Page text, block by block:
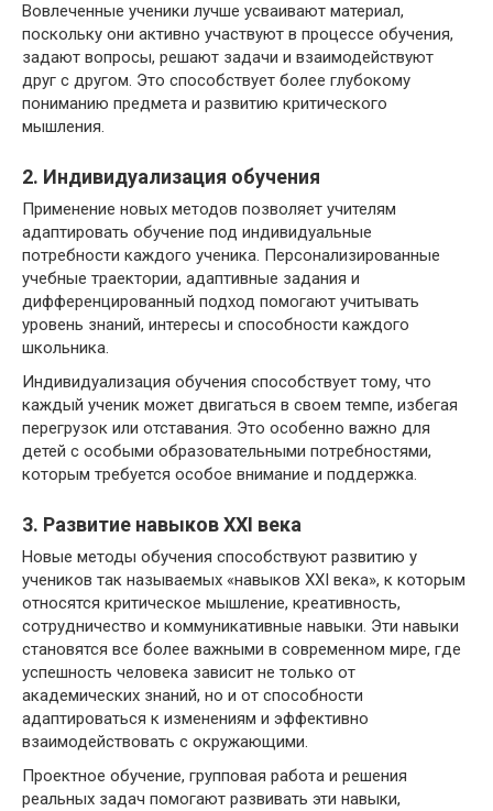
Вовлеченные ученики лучше усваивают материал,
поскольку они активно участвуют в процессе обучения,
задают вопросы, решают задачи и взаимодействуют
друг с другом. Это способствует более глубокому
пониманию предмета и развитию критического
мышления.
2. Индивидуализация обучения
Применение новых методов позволяет учителям
адаптировать обучение под индивидуальные
потребности каждого ученика. Персонализированные
учебные траектории, адаптивные задания и
дифференцированный подход помогают учитывать
уровень знаний, интересы и способности каждого
школьника.
Индивидуализация обучения способствует тому, что
каждый ученик может двигаться в своем темпе, избегая
перегрузок или отставания. Это особенно важно для
детей с особыми образовательными потребностями,
которым требуется особое внимание и поддержка.
3. Развитие навыков XXI века
Новые методы обучения способствуют развитию у
учеников так называемых «навыков XXI века», к которым
относятся критическое мышление, креативность,
сотрудничество и коммуникативные навыки. Эти навыки
становятся все более важными в современном мире, где
успешность человека зависит не только от
академических знаний, но и от способности
адаптироваться к изменениям и эффективно
взаимодействовать с окружающими.
Проектное обучение, групповая работа и решения
реальных задач помогают развивать эти навыки,